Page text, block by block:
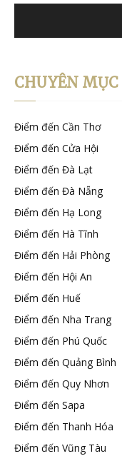
CHUYÊN MỤC
Điểm đến Cần Thơ
Điểm đến Cửa Hội
Điểm đến Đà Lạt
Điểm đến Đà Nẵng
Điểm đến Hạ Long
Điểm đến Hà Tĩnh
Điểm đến Hải Phòng
Điểm đến Hội An
Điểm đến Huế
Điểm đến Nha Trang
Điểm đến Phú Quốc
Điểm đến Quảng Bình
Điểm đến Quy Nhơn
Điểm đến Sapa
Điểm đến Thanh Hóa
Điểm đến Vũng Tàu